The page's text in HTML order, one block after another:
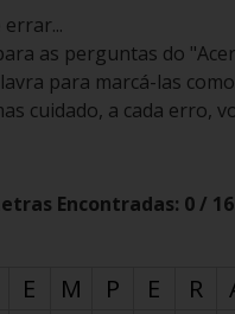
as perguntas do
para marcá-las
cuidado, a cada erro,
Encontradas: 0/
E M P E R